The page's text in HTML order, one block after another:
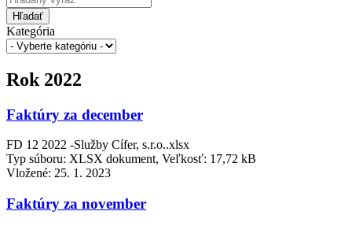
Hľadať
Kategória
Rok 2022
Faktúry za december
FD 12 2022 -Služby Cífer, s.r.o..xlsx
Typ súboru: XLSX dokument, Veľkosť: 17,72 kB
Vložené: 25. 1. 2023
Faktúry za november